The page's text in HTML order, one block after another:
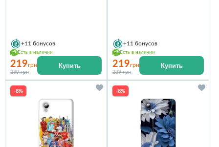
+11 бонусов
Есть в наличии
219грн
239 грн
Купить
+11 бонусов
Есть в наличии
219грн
239 грн
Купить
-8% -8%